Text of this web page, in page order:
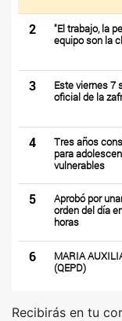
2
"El trabajo, la
equipo son la
3
Este viernes 7
oficial de la
4
Tres años
para
vulnerables
5
Aprobó por
orden del día
horas
6
MARIA
(QEPD)
Recibirás en tu